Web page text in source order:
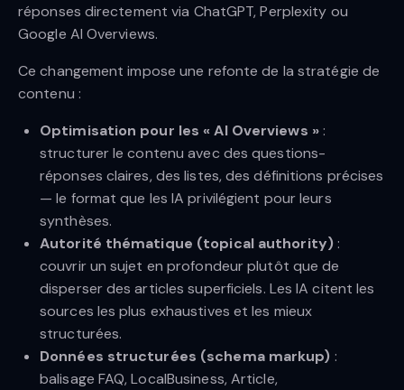
réponses directement via ChatGPT, Perplexity ou
Google AI Overviews.
Ce changement impose une refonte de la stratégie de
contenu :
Optimisation pour les « AI Overviews »:
structurer le contenu avec des questions-
réponses claires, des listes, des définitions précises
— le format que les IA privilégient pour leurs
synthèses.
Autorité thématique (topical authority):
couvrir un sujet en profondeur plutôt que de
disperser des articles superficiels. Les IA citent les
sources les plus exhaustives et les mieux
structurées.
Données structurées (schema markup) :
balisage FAQ, LocalBusiness, Article,